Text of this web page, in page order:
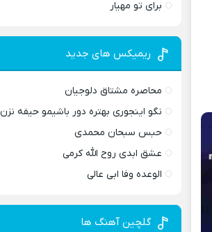
برای تو مهیار
ریمیکس های جدید
محاصره مشتاق دلوجیان
نگو اینجوری بهتره دور باشیمو حیفه نزن
حبس سبحان محمدی
عشق ابدی روح الله کرمی
الوعده وفا ابی عالی
گلچین آهنگ ها